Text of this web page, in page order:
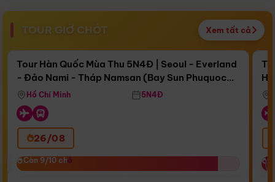
TOUR GIỜ CHÓT Xem tất cả
Còn17 ngày 12:29:50
Bay Sun Phuquoc Airways
Điểm nổi bật
Tour Hàn Quốc Mùa Thu 5N4Đ | Seoul - Everland
- Đảo Nami - Tháp Namsan (Bay Sun Phuquoc
Airways)
Hồ Chí Minh 5N4Đ
26/08
Còn 9/10 chỗ
Còn 9/10 chỗ